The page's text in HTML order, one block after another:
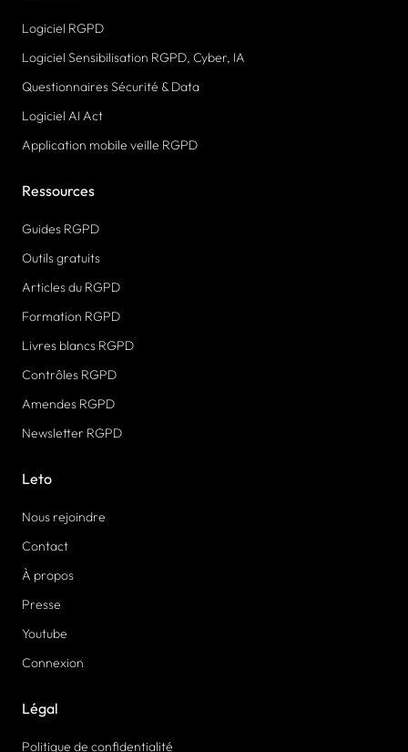
Logiciel RGPD
Logiciel Sensibilisation RGPD, Cyber, IA
Questionnaires Sécurité & Data
Logiciel AI Act
Application mobile veille RGPD
Ressources
Guides RGPD
Outils gratuits
Articles du RGPD
Formation RGPD
Livres blancs RGPD
Contrôles RGPD
Amendes RGPD
Newsletter RGPD
Leto
Nous rejoindre
Contact
À propos
Presse
Youtube
Connexion
Légal
Politique de confidentialité